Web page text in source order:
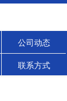
公司动态
联系方式